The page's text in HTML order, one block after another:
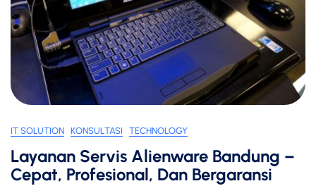
IT SOLUTION KONSULTASI TECHNOLOGY
Layanan Servis Alienware Bandung –
Cepat, Profesional, Dan Bergaransi